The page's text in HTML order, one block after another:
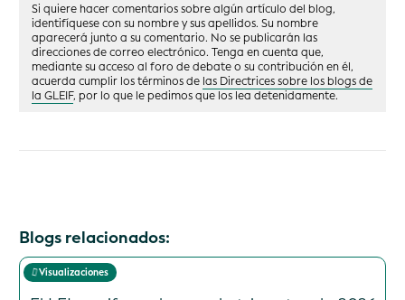
Si quiere hacer comentarios sobre algún artículo del blog,
identifíquese con su nombre y sus apellidos. Su nombre
aparecerá junto a su comentario. No se publicarán las
direcciones de correo electrónico. Tenga en cuenta que,
mediante su acceso al foro de debate o su contribución en él,
acuerda cumplir los términos de las Directrices sobre los blogs de
la GLEIF, por lo que le pedimos que los lea detenidamente.
Blogs relacionados:
Visualizaciones